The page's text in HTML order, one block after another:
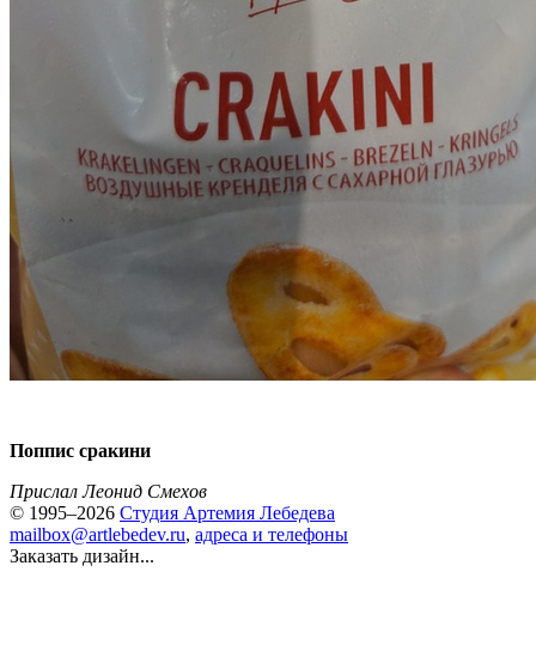
Поппис сракини
Прислал Леонид Смехов
© 1995–2026 Студия Артемия Лебедева
mailbox@artlebedev.ru, адреса и телефоны
Заказать дизайн...